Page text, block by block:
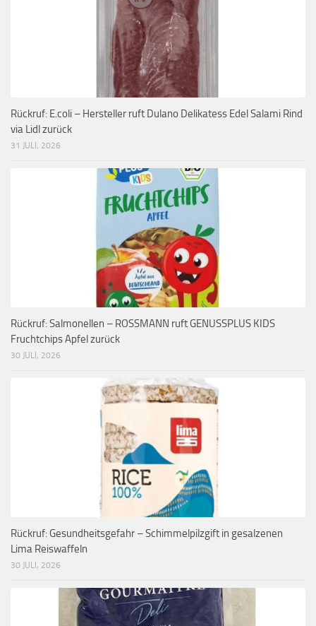
Rückruf: E.coli – Hersteller ruft Dulano Delikatess Edel Salami Rind
via Lidl zurück
31 JULI, 2026
Rückruf: Salmonellen – ROSSMANN ruft GENUSSPLUS KIDS
Fruchtchips Apfel zurück
30 JULI, 2026
Rückruf: Gesundheitsgefahr – Schimmelpilzgift in gesalzenen
Lima Reiswaffeln
30 JULI, 2026